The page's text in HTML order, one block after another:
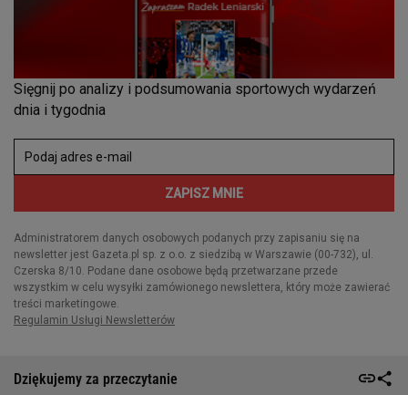
Dziękujemy za przeczytanie